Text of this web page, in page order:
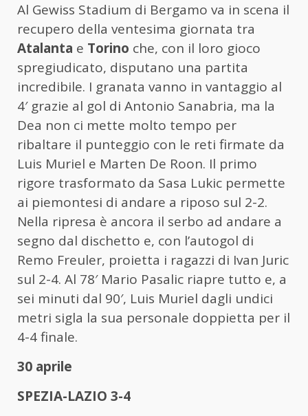
Al Gewiss Stadium di Bergamo va in scena il
recupero della ventesima giornata tra
Atalanta e Torino che, con il loro gioco
spregiudicato, disputano una partita
incredibile. I granata vanno in vantaggio al
4′ grazie al gol di Antonio Sanabria, ma la
Dea non ci mette molto tempo per
ribaltare il punteggio con le reti firmate da
Luis Muriel e Marten De Roon. Il primo
rigore trasformato da Sasa Lukic permette
ai piemontesi di andare a riposo sul 2-2.
Nella ripresa è ancora il serbo ad andare a
segno dal dischetto e, con l’autogol di
Remo Freuler, proietta i ragazzi di Ivan Juric
sul 2-4. Al 78′ Mario Pasalic riapre tutto e, a
sei minuti dal 90′, Luis Muriel dagli undici
metri sigla la sua personale doppietta per il
4-4 finale.
30 aprile
SPEZIA-LAZIO 3-4